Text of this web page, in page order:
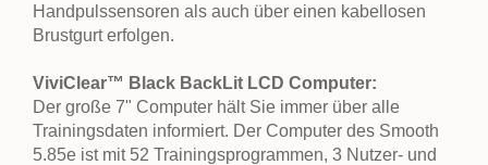
Handpulssensoren als auch über einen kabellosen
Brustgurt erfolgen.
ViviClear™ Black BackLit LCD Computer:
Der große 7" Computer hält Sie immer über alle
Trainingsdaten informiert. Der Computer des Smooth
5.85e ist mit 52 Trainingsprogrammen, 3 Nutzer- und